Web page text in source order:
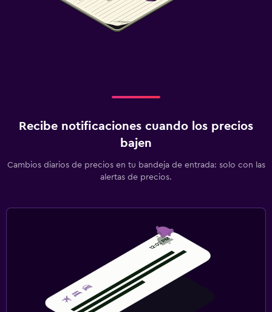
Recibe notificaciones cuando los precios
bajen
Cambios diarios de precios en tu bandeja de entrada: solo con las
alertas de precios.